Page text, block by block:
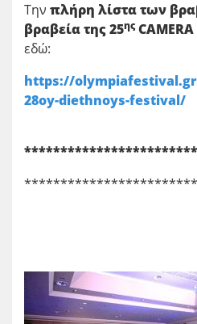
Την πλήρη λίστα των
βραβεία της 25ης CAMERA
εδώ:
https://
28oy-diethnoys-festival/